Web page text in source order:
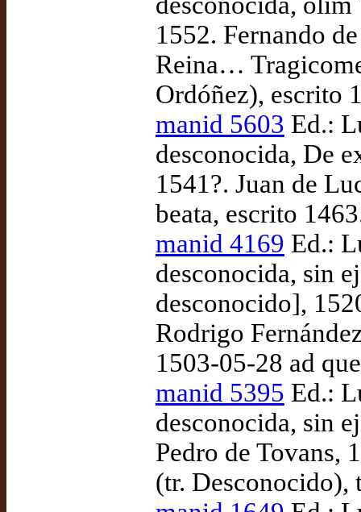
1552. Fernando
Reina…
Ordóñez), escrito
manid 5603 Ed.:
desconocida, De
1541?. Juan de
beata, escrito
manid 4169 Ed.:
desconocida, sin
desconocido],
Rodrigo
1503-05-28 ad
manid 5395 Ed.:
desconocida, sin
Pedro de Tovans,
(tr. Desconocido),